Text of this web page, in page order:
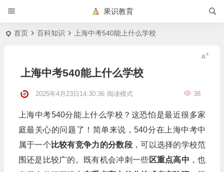
果识教育
首页 百科知识 上海中考540能上什么学校
上海中考540能上什么学校
2025年4月23日14:30:36 38
阅读模式
上海中考540分能上什么学校？这恐怕是最近很多家
庭最关心的问题了！简单来说，540分在上海中考中
属于一个 比较有竞争力的分数段，可以选择的学校范
围还是比较广的。既有机会冲刺一些 区重点高中 ，也